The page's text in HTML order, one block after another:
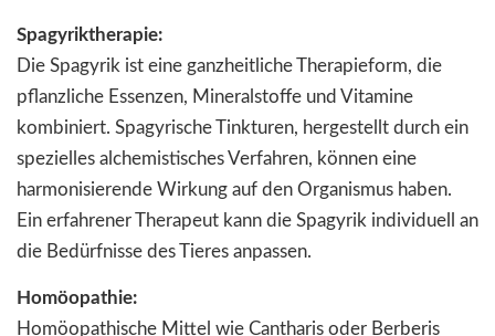
Spagyriktherapie:
Die Spagyrik ist eine ganzheitliche Therapieform, die
pflanzliche Essenzen, Mineralstoffe und Vitamine
kombiniert. Spagyrische Tinkturen, hergestellt durch ein
spezielles alchemistisches Verfahren, können eine
harmonisierende Wirkung auf den Organismus haben.
Ein erfahrener Therapeut kann die Spagyrik individuell an
die Bedürfnisse des Tieres anpassen.
Homöopathie:
Homöopathische Mittel wie Cantharis oder Berberis